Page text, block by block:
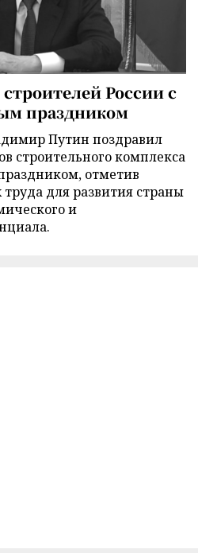
России с
праздником
Путин поздравил
строительного комплекса
отметив
для развития страны
и